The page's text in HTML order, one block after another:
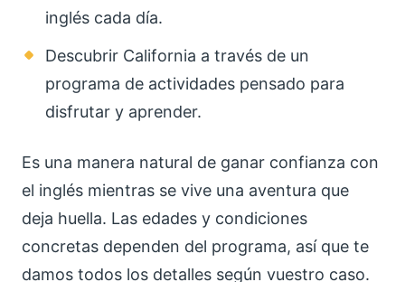
inglés cada día.
Descubrir California a través de un
programa de actividades pensado para
disfrutar y aprender.
Es una manera natural de ganar confianza con
el inglés mientras se vive una aventura que
deja huella. Las edades y condiciones
concretas dependen del programa, así que te
damos todos los detalles según vuestro caso.